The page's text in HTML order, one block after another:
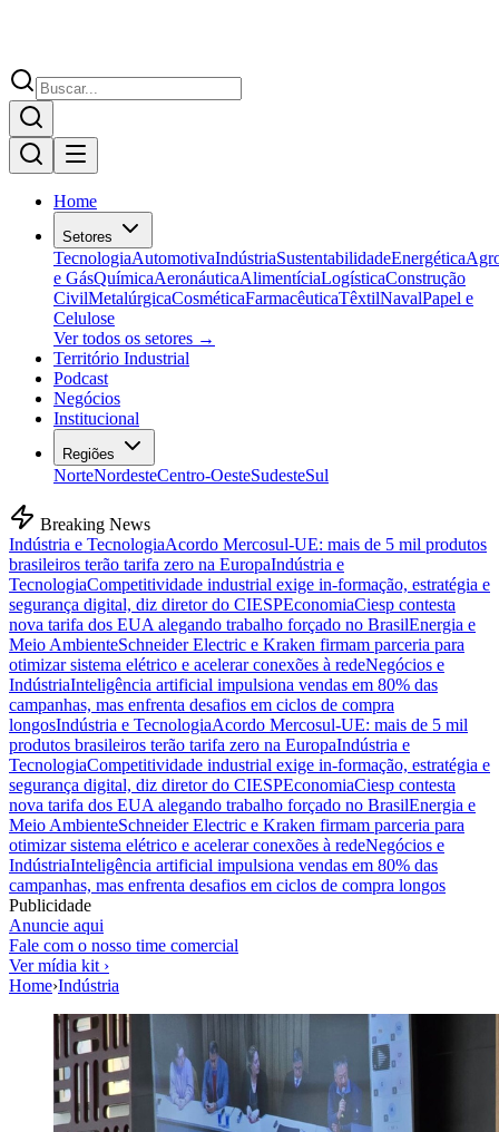
Home
Setores
TecnologiaAutomotivaIndústriaSustentabilidadeEnergética
e GásQuímicaAeronáuticaAlimentíciaLogísticaConstrução
CivilMetalúrgicaCosméticaFarmacêuticaTêxtilNavalPapel e
Celulose
Ver todos os setores →
Território Industrial
Podcast
Negócios
Institucional
Regiões
NorteNordesteCentro-OesteSudesteSul
Breaking News
Indústria e TecnologiaAcordo Mercosul-UE: mais de 5 mil produtos
brasileiros terão tarifa zero na EuropaIndústria e
TecnologiaCompetitividade industrial exige in-formação, estratégia e
segurança digital, diz diretor do CIESPEconomiaCiesp contesta
nova tarifa dos EUA alegando trabalho forçado no BrasilEnergia e
Meio AmbienteSchneider Electric e Kraken firmam parceria para
otimizar sistema elétrico e acelerar conexões à redeNegócios e
IndústriaInteligência artificial impulsiona vendas em 80% das
campanhas, mas enfrenta desafios em ciclos de compra
longosIndústria e TecnologiaAcordo Mercosul-UE: mais de 5 mil
produtos brasileiros terão tarifa zero na EuropaIndústria e
TecnologiaCompetitividade industrial exige in-formação, estratégia e
segurança digital, diz diretor do CIESPEconomiaCiesp contesta
nova tarifa dos EUA alegando trabalho forçado no BrasilEnergia e
Meio AmbienteSchneider Electric e Kraken firmam parceria para
otimizar sistema elétrico e acelerar conexões à redeNegócios e
IndústriaInteligência artificial impulsiona vendas em 80% das
campanhas, mas enfrenta desafios em ciclos de compra longos
Publicidade
Anuncie aqui
Fale com o nosso time comercial
Ver mídia kit ›
Home›Indústria